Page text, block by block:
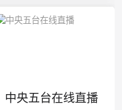
中央五台在线直播